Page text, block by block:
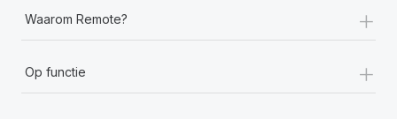
Waarom Remote? +
Op functie +